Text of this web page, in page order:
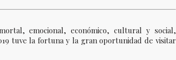
emocional, económico, cultural y social,
tuve la fortuna y la gran oportunidad de visitar